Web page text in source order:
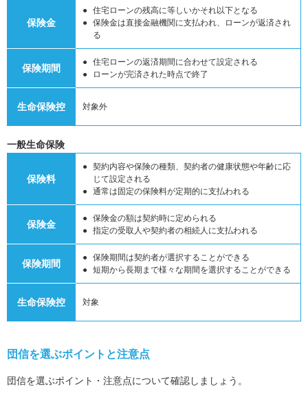
保険金
住宅ローンの残高に等しいかそれ以下となる
保険金は直接金融機関に支払われ、ローンが返済され
る
保険期間
住宅ローンの返済期間に合わせて設定される
ローンが完済された時点で終了
生命保険控 対象外
一般生命保険
保険料
契約内容や保険の種類、契約者の健康状態や年齢に応
じて設定される
通常は固定の保険料が定期的に支払われる
保険金
保険金の額は契約時に定められる
指定の受取人や契約者の相続人に支払われる
保険期間
保険期間は契約者が選択することができる
短期から長期まで様々な期間を選択することができる
生命保険控 対象
団信を選ぶポイントと注意点
団信を選ぶポイント・注意点について確認しましょう。